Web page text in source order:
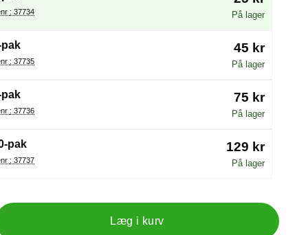
Varenr : 37734 På lager
pak
Varenr : 37735
45 kr
På lager
pak
Varenr : 37736
75 kr
På lager
pak
Varenr : 37737
129 kr
På lager
Læg i kurv